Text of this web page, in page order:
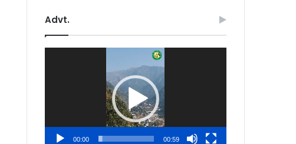
Advt.
00:00 00:59